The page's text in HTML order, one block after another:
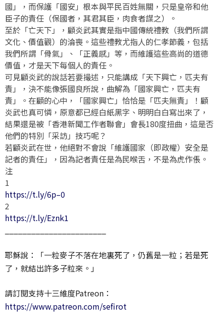
國」，而保護「國安」根本與平民百姓無關，只是皇帝和他
臣子的責任（保國者，其君其臣，肉食者謀之）。
至於「亡天下」，顧炎武其實是指中國傳統禮教（我們所謂
文化、價值觀）的淪喪。這些禮教尤指人的仁孝節義，包括
我們所謂「骨氣」、「正義感」等，而維護這些高尚的道德
價值，才是天下每個人的責任。
可見顧炎武的說話若要撮述，只能講成「天下興亡，匹夫有
責」，決不能像張國良所說，曲解為「國家興亡，匹夫有
責」。在顧的心中，「國家興亡」恰恰是「匹夫無責」！顧
炎武也真可憐，原意都已經白紙黑字、明明白白寫出來了，
結果還是被「香港新聞工作者聯會」會長180度扭曲，這是否
他們的特別「采訪」技巧呢？
若顧炎武在世，他絕對不會說「維護國家（即政權）安全是
記者的責任」，因為記者責任是為民喉舌，不是為虎作倀。
注
1
https://t.ly/6p–0
2
https://t.ly/Eznk1
耶穌說：「一粒麥子不落在地裏死了，仍舊是一粒；若是死
了，就結出許多子粒來。」
請訂閱支持十三維度Patreon：
https://www.patreon.com/sefirot